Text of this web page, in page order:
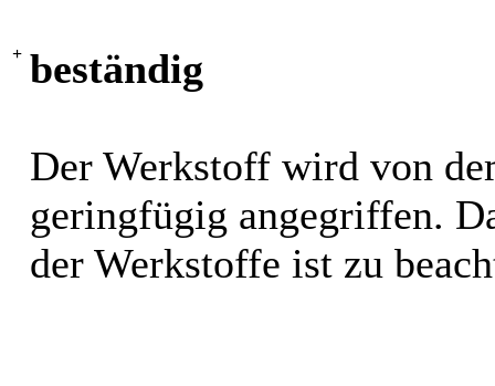
+ beständig
Der Werkstoff wird von
geringfügig angegriffen.
der Werkstoffe ist zu